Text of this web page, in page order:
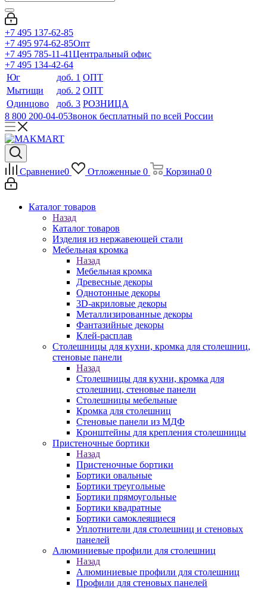
+7 495 137-62-85
+7 495 974-62-85Опт
+7 495 785-11-41Центральный офис
+7 495 134-42-64
Юг
доб. 1 ОПТ
Мытищи
доб. 2 ОПТ
Одинцово
доб. 3 РОЗНИЦА
8 800 200-04-05Звонок бесплатный по всей России
Сравнение0 Отложенные 0 Корзина0 0
Каталог товаров
Назад
Каталог товаров
Изделия из нержавеющей стали
Мебельная кромка
Назад
Мебельная кромка
Древесные декоры
Однотонные декоры
3D-акриловые декоры
Металлизированные декоры
Фантазийные декоры
Клей-расплав
Столешницы для кухни, кромка для столешниц,
стеновые панели
Назад
Столешницы для кухни, кромка для
столешниц, стеновые панели
Столешницы мебельные
Кромка для столешниц
Стеновые панели из МДФ
Кронштейны для крепления столешницы
Пристеночные бортики
Назад
Пристеночные бортики
Бортики овальные
Бортики треугольные
Бортики прямоугольные
Бортики квадратные
Бортики самоклеящиеся
Уплотнители для столешниц и стеновых
панелей
Алюминиевые профили для столешниц
Назад
Алюминиевые профили для столешниц
Профили для стеновых панелей